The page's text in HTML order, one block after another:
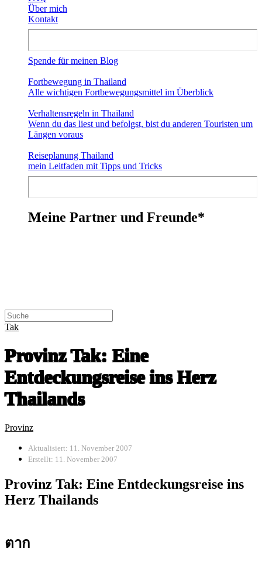
Über mich
Kontakt
Spende für meinen Blog
Fortbewegung in Thailand
Alle wichtigen Fortbewegungsmittel im Überblick
Verhaltensregeln in Thailand
Wenn du das liest und befolgst, bist du anderen Touristen um
Längen voraus
Reiseplanung Thailand
mein Leitfaden mit Tipps und Tricks
Meine Partner und Freunde*
Tak
Provinz Tak: Eine
Entdeckungsreise ins Herz
Thailands
Provinz
Aktualisiert: 11. November 2007
Erstellt: 11. November 2007
Provinz Tak: Eine Entdeckungsreise ins
Herz Thailands
ตาก